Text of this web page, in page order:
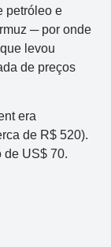
petróleo e
─ por onde
levou
de preços
era
de R$ 520).
de US$ 70.